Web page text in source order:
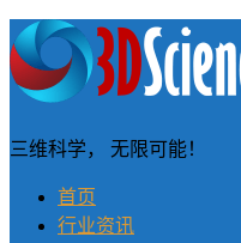
三维科学， 无限可能！
首页
行业资讯